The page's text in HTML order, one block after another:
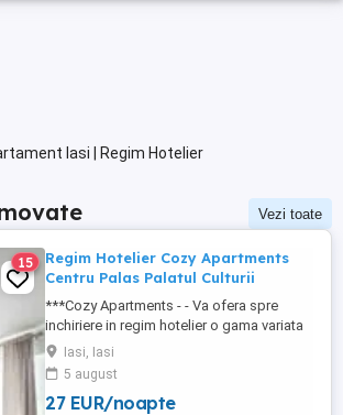
Iasi | Regim Hotelier
Vezi toate
15
Regim Hotelier Cozy Apartments
Centru Palas Palatul Culturii
***Cozy Apartments - - Va ofera spre
inchiriere in regim hotelier o gama variata
de apartamente si garsoniere situate in
puncte cheie ale orasului doar in
complexe rezidentiale noi: *Zona Palas
Mall - Centru - Complex Lazar Residence;
Iasi, Iasi
5 august
27 EUR/noapte